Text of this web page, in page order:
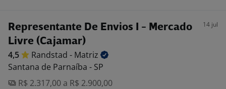
Representante De Envios I - Mercado
Livre (Cajamar)
14 jul
4,5 Randstad - Matriz
Santana de Parnaíba - SP
R$ 2.317,00 a R$ 2.900,00